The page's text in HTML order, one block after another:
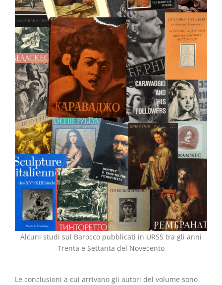
Alcuni studi sul Barocco pubblicati in URSS tra gli anni
Trenta e Settanta del Novecento
Le conclusioni a cui arrivano gli autori del volume sono